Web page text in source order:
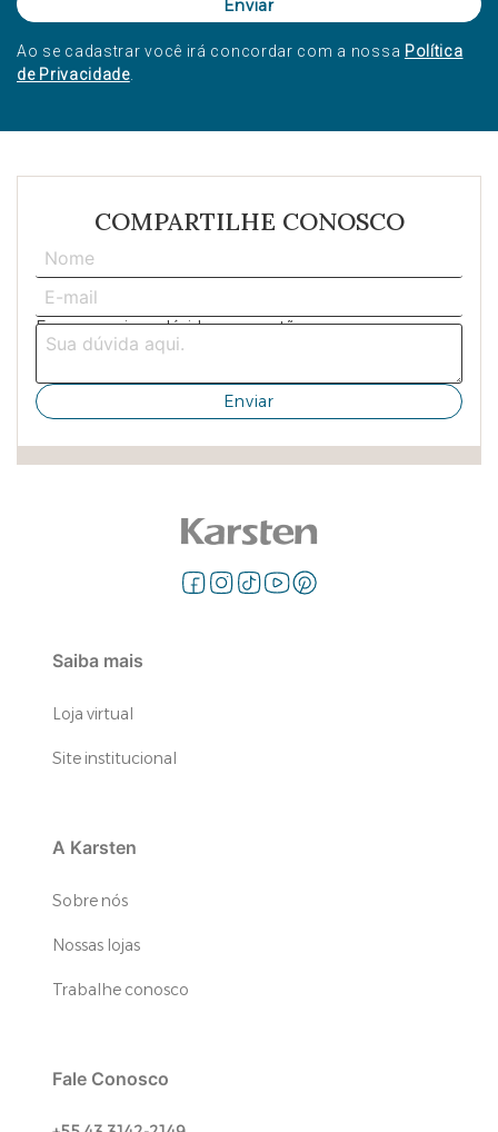
Ao se cadastrar você irá concordar com a nossa Política
de Privacidade.
Saiba mais
Loja virtual
Site institucional
A Karsten
Sobre nós
Nossas lojas
Trabalhe conosco
Fale Conosco
COMPARTILHE CONOSCO
Escreva aqui sua dúvida ou sugestão: